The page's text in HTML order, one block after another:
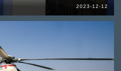
2023-12-12